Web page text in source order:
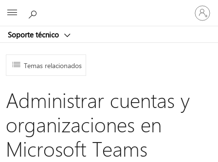
Soporte técnico
Iniciar
sesión
en
cuenta
Temas relacionados
Administrar cuentas y
organizaciones en
Microsoft Teams